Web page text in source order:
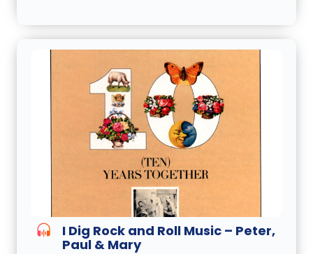
I Dig Rock and Roll Music – Peter,
Paul & Mary